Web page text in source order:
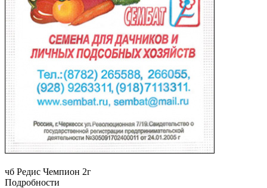
чб Редис Чемпион 2г
Подробности